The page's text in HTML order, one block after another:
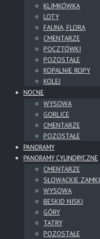
KLIMKÓWKA
LOTY
FAUNA, FLORA
CMENTARZE
POCZTÓWKI
POZOSTAŁE
KOPALNIE ROPY
KOLEJ
NOCNE
WYSOWA
GORLICE
CMENTARZE
POZOSTAŁE
PANORAMY
PANORAMY CYLINDRYCZNE
CMENTARZE
SŁOWACKIE ZAMKI
WYSOWA
BESKID NISKI
GÓRY
TATRY
POZOSTAŁE